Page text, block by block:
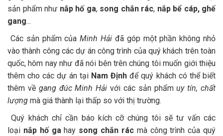
sản phẩm như nắp hố ga, song chắn rác, nắp bể cáp, ghế
gang...
Các sản phẩm của Minh Hải đã góp một phần không nhỏ
vào thành công các dự án công trình của quý khách trên toàn
quốc, hôm nay như đã nói bên trên chúng tôi muốn giới thiệu
thêm cho các dự án tại Nam Định để quý khách có thể biết
thêm về gang đúc Minh Hải với các sản phẩmuy tín, chất
lượng mà giá thành lại thấp so với thị trường.
Quý khách chỉ cần báo kích cỡ chúng tôi sẽ tư vấn các
loại nắp hố gahay song chắn rác mà công trình của quý